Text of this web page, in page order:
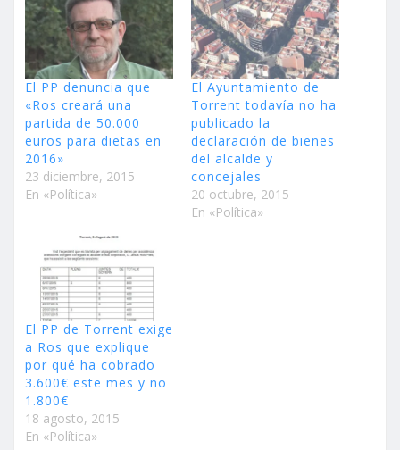
El PP denuncia que
«Ros creará una
partida de 50.000
euros para dietas en
2016»
23 diciembre, 2015
En «Política»
El Ayuntamiento de
Torrent todavía no ha
publicado la
declaración de bienes
del alcalde y
concejales
20 octubre, 2015
En «Política»
El PP de Torrent exige
a Ros que explique
por qué ha cobrado
3.600€ este mes y no
1.800€
18 agosto, 2015
En «Política»